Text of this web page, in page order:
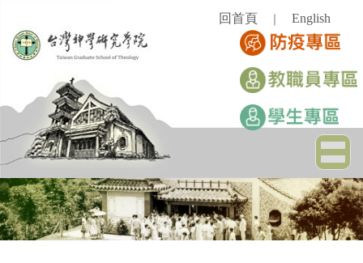
主
區
回首頁 English